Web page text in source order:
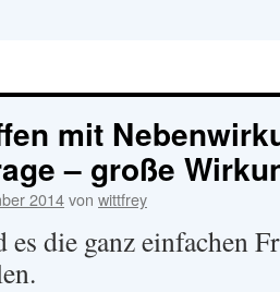
mit
– große
2014von wittfrey
die ganz einfachen